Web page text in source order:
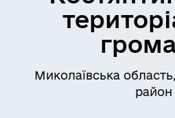
Миколаївська
район